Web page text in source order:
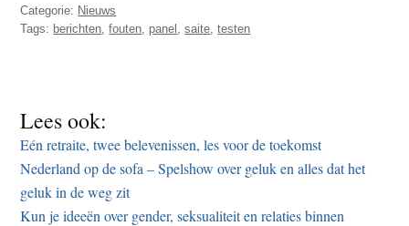
Categorie: Nieuws
Tags: berichten ,fouten panel ,saite ,testen
Lees ook:
Eén retraite, twee belevenissen, les voor de toekomst
Nederland op de sofa – Spelshow over geluk en alles dat het
geluk in de weg zit
Kun je ideeën over gender, seksualiteit en relaties binnen